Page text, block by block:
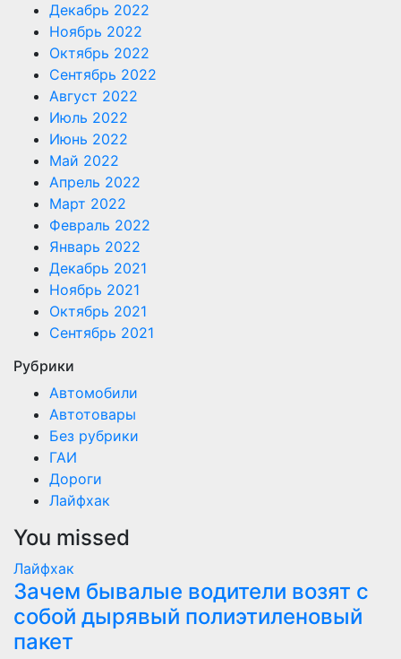
Декабрь 2022
Ноябрь 2022
Октябрь 2022
Сентябрь 2022
Август 2022
Июль 2022
Июнь 2022
Май 2022
Апрель 2022
Март 2022
Февраль 2022
Январь 2022
Декабрь 2021
Ноябрь 2021
Октябрь 2021
Сентябрь 2021
Рубрики
Автомобили
Автотовары
Без рубрики
ГАИ
Дороги
Лайфхак
You missed
Лайфхак
Зачем бывалые водители возят с
собой дырявый полиэтиленовый
пакет